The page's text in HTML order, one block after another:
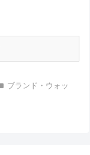
ブランド・ウォッ